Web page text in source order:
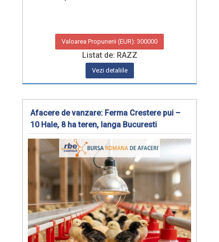
Valoarea Propunerii (EUR): 300000
Listat de: RAZZ
Vezi detaliile
Afacere de vanzare: Ferma Crestere pui –
10 Hale, 8 ha teren, langa Bucuresti